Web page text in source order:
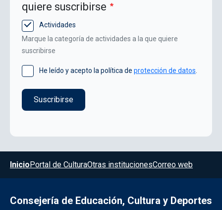
quiere suscribirse
Actividades
Marque la categoría de actividades a la que quiere
suscribirse
He leído y acepto la política de protección de datos
Menú del pie
InicioPortal de CulturaOtras institucionesCorreo web
Consejería de Educación, Cultura y Deportes